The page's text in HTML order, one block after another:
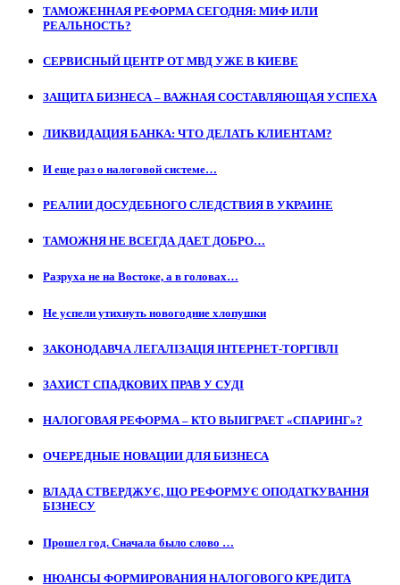
ТАМОЖЕННАЯ РЕФОРМА СЕГОДНЯ: МИФ ИЛИ
РЕАЛЬНОСТЬ?
СЕРВИСНЫЙ ЦЕНТР ОТ МВД УЖЕ В КИЕВЕ
ЗАЩИТА БИЗНЕСА – ВАЖНАЯ СОСТАВЛЯЮЩАЯ УСПЕХА
ЛИКВИДАЦИЯ БАНКА: ЧТО ДЕЛАТЬ КЛИЕНТАМ?
И еще раз о налоговой системе…
РЕАЛИИ ДОСУДЕБНОГО СЛЕДСТВИЯ В УКРАИНЕ
ТАМОЖНЯ НЕ ВСЕГДА ДАЕТ ДОБРО…
Разруха не на Востоке, а в головах…
Не успели утихнуть новогодние хлопушки
ЗАКОНОДАВЧА ЛЕГАЛІЗАЦІЯ ІНТЕРНЕТ-ТОРГІВЛІ
ЗАХИСТ СПАДКОВИХ ПРАВ У СУДІ
НАЛОГОВАЯ РЕФОРМА – КТО ВЫИГРАЕТ «СПАРИНГ»?
ОЧЕРЕДНЫЕ НОВАЦИИ ДЛЯ БИЗНЕСА
ВЛАДА СТВЕРДЖУЄ, ЩО РЕФОРМУЄ ОПОДАТКУВАННЯ
БІЗНЕСУ
Прошел год. Сначала было слово …
НЮАНСЫ ФОРМИРОВАНИЯ НАЛОГОВОГО КРЕДИТА